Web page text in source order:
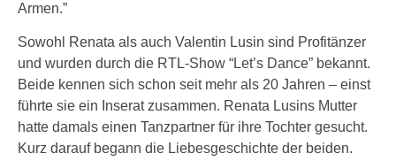
Armen.”
Sowohl Renata als auch Valentin Lusin sind Profitänzer
und wurden durch die RTL-Show “Let’s Dance” bekannt.
Beide kennen sich schon seit mehr als 20 Jahren – einst
führte sie ein Inserat zusammen. Renata Lusins Mutter
hatte damals einen Tanzpartner für ihre Tochter gesucht.
Kurz darauf begann die Liebesgeschichte der beiden.